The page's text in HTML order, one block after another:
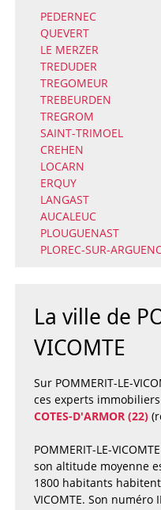
PEDERNEC
QUEVERT
LE MERZER
TREDUDER
TREGOMEUR
TREBEURDEN
TREGROM
SAINT-TRIMOEL
CREHEN
LOCARN
ERQUY
LANGAST
AUCALEUC
PLOUGUENAST
PLOREC-SUR-
La ville de
VICOMTE
Sur POMMERIT-LE-
ces experts
COTES-D'ARMOR (22)
POMMERIT-LE-
son altitude moyenne
1800 habitants habitent
VICOMTE. Son numéro